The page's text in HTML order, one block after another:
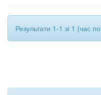
Результати 1-1 зі 1 (час